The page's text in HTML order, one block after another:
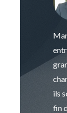
ils
fin